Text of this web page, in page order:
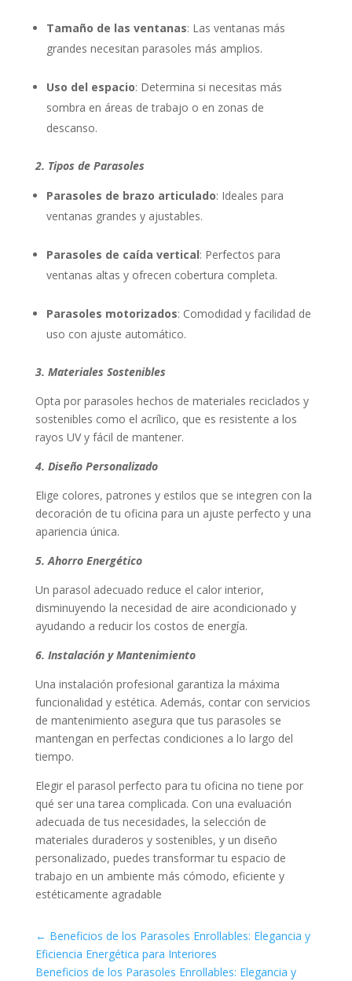
Tamaño de las ventanas: Las ventanas más
grandes necesitan parasoles más amplios.
Uso del espacio: Determina si necesitas más
sombra en áreas de trabajo o en zonas de
descanso.
2. Tipos de Parasoles
Parasoles de brazo articulado: Ideales para
ventanas grandes y ajustables.
Parasoles de caída vertical: Perfectos para
ventanas altas y ofrecen cobertura completa.
Parasoles motorizados: Comodidad y facilidad de
uso con ajuste automático.
3. Materiales Sostenibles
Opta por parasoles hechos de materiales reciclados y
sostenibles como el acrílico, que es resistente a los
rayos UV y fácil de mantener.
4. Diseño Personalizado
Elige colores, patrones y estilos que se integren con la
decoración de tu oficina para un ajuste perfecto y una
apariencia única.
5. Ahorro Energético
Un parasol adecuado reduce el calor interior,
disminuyendo la necesidad de aire acondicionado y
ayudando a reducir los costos de energía.
6. Instalación y Mantenimiento
Una instalación profesional garantiza la máxima
funcionalidad y estética. Además, contar con servicios
de mantenimiento asegura que tus parasoles se
mantengan en perfectas condiciones a lo largo del
tiempo.
Elegir el parasol perfecto para tu oficina no tiene por
qué ser una tarea complicada. Con una evaluación
adecuada de tus necesidades, la selección de
materiales duraderos y sostenibles, y un diseño
personalizado, puedes transformar tu espacio de
trabajo en un ambiente más cómodo, eficiente y
estéticamente agradable
← Beneficios de los Parasoles Enrollables: Elegancia y
Eficiencia Energética para Interiores
Beneficios de los Parasoles Enrollables: Elegancia y